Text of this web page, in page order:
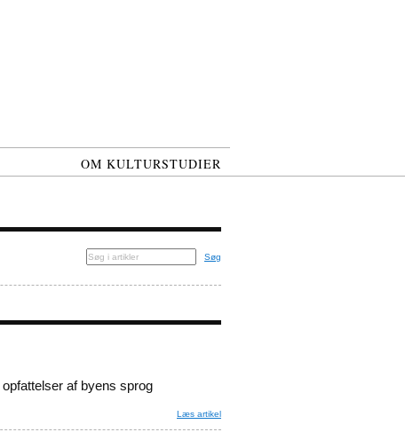
OM KULTURSTUDIER
Søg
af byens sprog
Læs artikel